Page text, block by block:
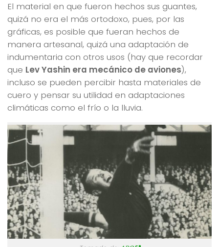
El material en que fueron hechos sus guantes,
quizá no era el más ortodoxo, pues, por las
gráficas, es posible que fueran hechos de
manera artesanal, quizá una adaptación de
indumentaria con otros usos (hay que recordar
que Lev Yashin era mecánico de aviones),
incluso se pueden percibir hasta materiales de
cuero y pensar su utilidad en adaptaciones
climáticas como el frío o la lluvia.